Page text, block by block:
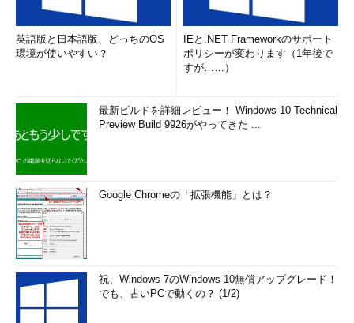
プに収めたいのだ。当然、扱うべき問題も現在のクラウドが扱っ
ているようなデータベース的なものだけではなく、端的にいえば
脳との直接インターフェイスのような、膨大かつ並列度の極めて
大きくなりそうな問題にまで踏み出したいのだ、と思う。確かに
が……。
■関連記事
第114回 AMDが描くCPU＋GPUの先にスパコンが見え
る？（頭脳放談）
■関連リンク
将来のコンピューターの構造、PC やパーソナル機器の操
作方法を一新するチップを公開
英語版と日本語版、どっちのOS
環境が使いやすい？
IEと.NET Frameworkのサポート
ポリシーが変わります（1年後で
すが……）
最新ビルドを詳細レビュー！ Windows 10 Technical
Preview Build 9926がやってきた ...
Google Chromeの「拡張機能」とは？
祝、Windows 7のWindows 10無償アップグレード！
でも、古いPCで動くの？ (1/2)